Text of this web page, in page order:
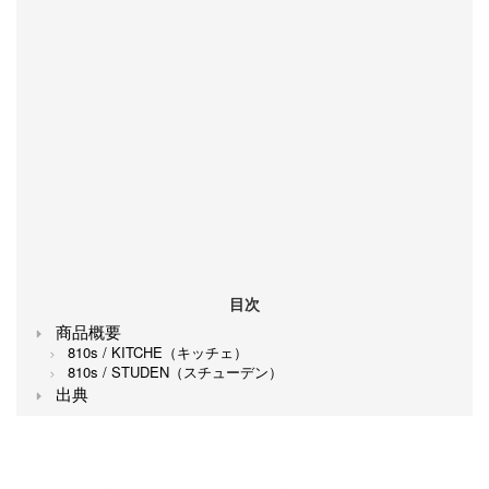
目次
商品概要
810s / KITCHE（キッチェ）
810s / STUDEN（スチューデン）
出典